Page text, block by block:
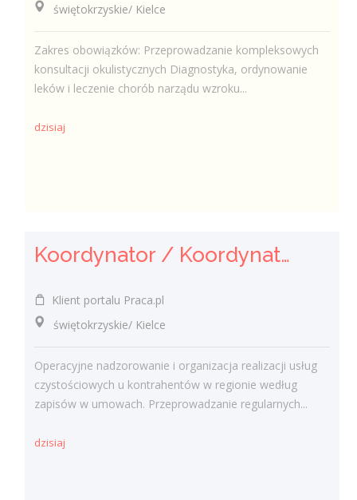
świętokrzyskie/ Kielce
Zakres obowiązków: Przeprowadzanie kompleksowych
konsultacji okulistycznych Diagnostyka, ordynowanie
leków i leczenie chorób narządu wzroku...
dzisiaj
Koordynator / Koordynatorka Usług Serwisowych i Zespołów Terenowych
Klient portalu Praca.pl
świętokrzyskie/ Kielce
Operacyjne nadzorowanie i organizacja realizacji usług
czystościowych u kontrahentów w regionie według
zapisów w umowach. Przeprowadzanie regularnych...
dzisiaj